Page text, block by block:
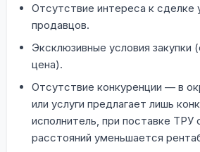
Отсутствие интереса к сделке
продавцов.
Эксклюзивные условия закупки
цена).
Отсутствие конкуренции — в
или услуги предлагает лишь
исполнитель, при поставке ТРУ
расстояний уменьшается